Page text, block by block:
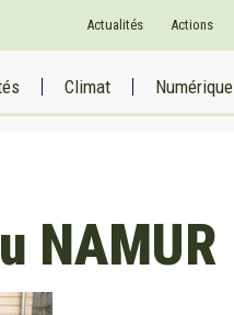
Actualités Actions
Climat Numérique
NAMUR